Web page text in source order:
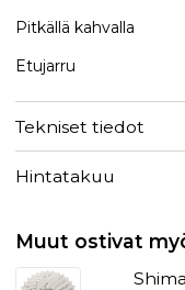
Pitkällä kahvalla
Etujarru
Tekniset tiedot
Hintatakuu
Muut ostivat